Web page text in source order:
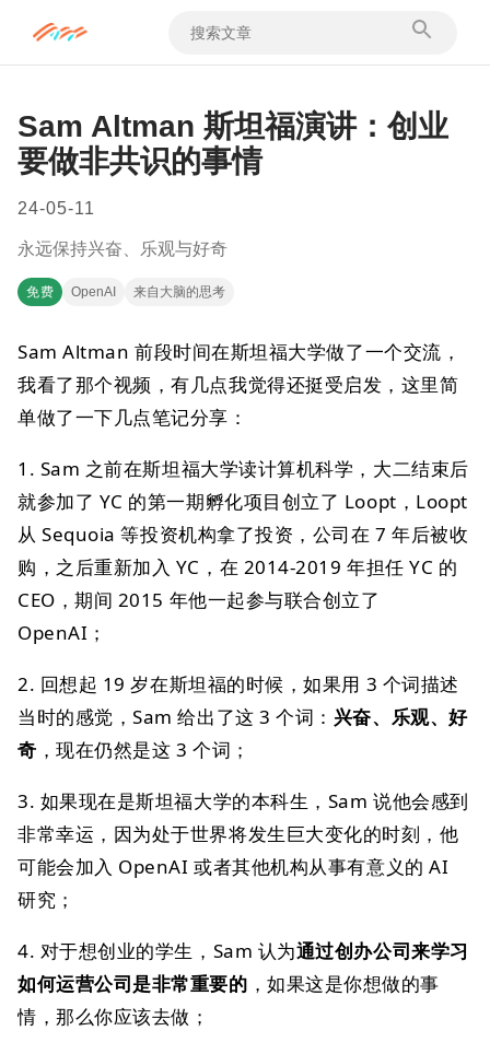
Sam Altman 斯坦福演讲：创业
要做非共识的事情
24-05-11
永远保持兴奋、乐观与好奇
免费 OpenAI 来自大脑的思考
Sam Altman 前段时间在斯坦福大学做了一个交流，
我看了那个视频，有几点我觉得还挺受启发，这里简
单做了一下几点笔记分享：
1. Sam 之前在斯坦福大学读计算机科学，大二结束后
就参加了 YC 的第一期孵化项目创立了 Loopt，Loopt
从 Sequoia 等投资机构拿了投资，公司在 7 年后被收
购，之后重新加入 YC，在 2014-2019 年担任 YC 的
CEO，期间 2015 年他一起参与联合创立了
OpenAI；
2. 回想起 19 岁在斯坦福的时候，如果用 3 个词描述
当时的感觉，Sam 给出了这 3 个词： 兴奋、乐观、好
奇 ，现在仍然是这 3 个词；
3. 如果现在是斯坦福大学的本科生，Sam 说他会感到
非常幸运，因为处于世界将发生巨大变化的时刻，他
可能会加入 OpenAI 或者其他机构从事有意义的 AI
研究；
4. 对于想创业的学生，Sam 认为通过创办公司来学习
如何运营公司是非常重要的 ，如果这是你想做的事
情，那么你应该去做；